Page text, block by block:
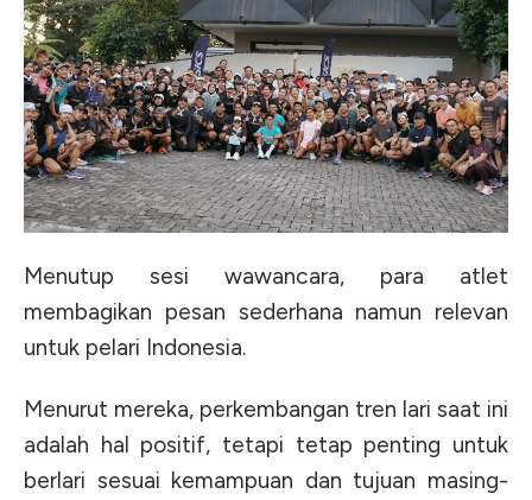
Menutup sesi wawancara, para atlet
membagikan pesan sederhana namun relevan
untuk pelari Indonesia.
Menurut mereka, perkembangan tren lari saat ini
adalah hal positif, tetapi tetap penting untuk
berlari sesuai kemampuan dan tujuan masing-